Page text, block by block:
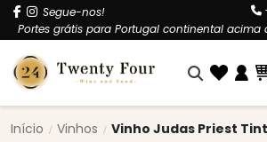
Segue-nos!
Portes grátis para Portugal continental acima
Início Vinhos Vinho Judas Priest